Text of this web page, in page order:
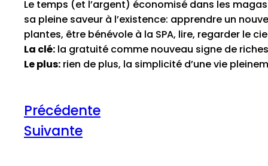
Le temps (et l’argent) économisé dans les
sa pleine saveur à l’existence: apprendre un
plantes, être bénévole à la SPA, lire, regarder le
La clé: la gratuité comme nouveau signe de
Le plus: rien de plus, la simplicité d’une vie
Précédente
Suivante